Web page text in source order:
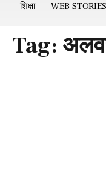
शिक्षा WEB STORIES
Tag: